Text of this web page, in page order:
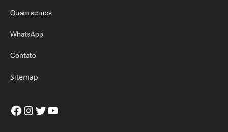
Quem somos
WhatsApp
Contato
Sitemap
Facebook
Instagram
Twitter
Youtube